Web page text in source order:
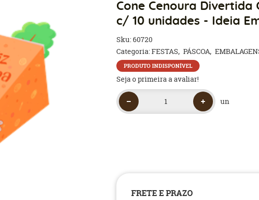
Cone Cenoura Divertida
c/ 10 unidades - Ideia
Sku:60720
Categoria:FESTAS PÁSCOA
PRODUTO INDISPONÍVEL
Seja o primeira a avaliar!
un
FRETE E PRAZO